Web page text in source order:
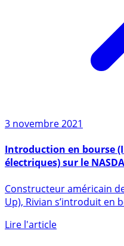
3 novembre 2021
électriques) sur le
modalités, dates
Constructeur américain
Up), Rivian s’introduit en